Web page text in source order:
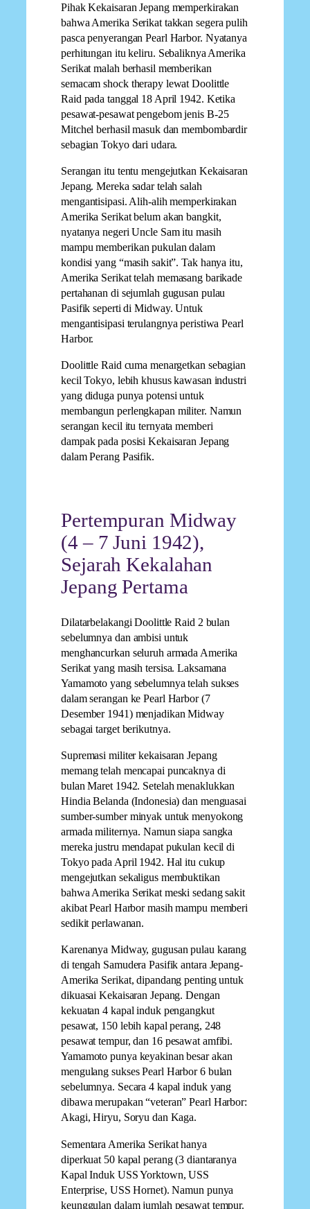
Pihak Kekaisaran Jepang memperkirakan
bahwa Amerika Serikat takkan segera pulih
pasca penyerangan Pearl Harbor. Nyatanya
perhitungan itu keliru. Sebaliknya Amerika
Serikat malah berhasil memberikan
semacam shock therapy lewat Doolittle
Raid pada tanggal 18 April 1942. Ketika
pesawat-pesawat pengebom jenis B-25
Mitchel berhasil masuk dan membombardir
sebagian Tokyo dari udara.
Serangan itu tentu mengejutkan Kekaisaran
Jepang. Mereka sadar telah salah
mengantisipasi. Alih-alih memperkirakan
Amerika Serikat belum akan bangkit,
nyatanya negeri Uncle Sam itu masih
mampu memberikan pukulan dalam
kondisi yang “masih sakit”. Tak hanya itu,
Amerika Serikat telah memasang barikade
pertahanan di sejumlah gugusan pulau
Pasifik seperti di Midway. Untuk
mengantisipasi terulangnya peristiwa Pearl
Harbor.
Doolittle Raid cuma menargetkan sebagian
kecil Tokyo, lebih khusus kawasan industri
yang diduga punya potensi untuk
membangun perlengkapan militer. Namun
serangan kecil itu ternyata memberi
dampak pada posisi Kekaisaran Jepang
dalam Perang Pasifik.
Pertempuran Midway
(4 – 7 Juni 1942),
Sejarah Kekalahan
Jepang Pertama
Dilatarbelakangi Doolittle Raid 2 bulan
sebelumnya dan ambisi untuk
menghancurkan seluruh armada Amerika
Serikat yang masih tersisa. Laksamana
Yamamoto yang sebelumnya telah sukses
dalam serangan ke Pearl Harbor (7
Desember 1941) menjadikan Midway
sebagai target berikutnya.
Supremasi militer kekaisaran Jepang
memang telah mencapai puncaknya di
bulan Maret 1942. Setelah menaklukkan
Hindia Belanda (Indonesia) dan menguasai
sumber-sumber minyak untuk menyokong
armada militernya. Namun siapa sangka
mereka justru mendapat pukulan kecil di
Tokyo pada April 1942. Hal itu cukup
mengejutkan sekaligus membuktikan
bahwa Amerika Serikat meski sedang sakit
akibat Pearl Harbor masih mampu memberi
sedikit perlawanan.
Karenanya Midway, gugusan pulau karang
di tengah Samudera Pasifik antara Jepang-
Amerika Serikat, dipandang penting untuk
dikuasai Kekaisaran Jepang. Dengan
kekuatan 4 kapal induk pengangkut
pesawat, 150 lebih kapal perang, 248
pesawat tempur, dan 16 pesawat amfibi.
Yamamoto punya keyakinan besar akan
mengulang sukses Pearl Harbor 6 bulan
sebelumnya. Secara 4 kapal induk yang
dibawa merupakan “veteran” Pearl Harbor:
Akagi, Hiryu, Soryu dan Kaga.
Sementara Amerika Serikat hanya
diperkuat 50 kapal perang (3 diantaranya
Kapal Induk USS Yorktown, USS
Enterprise, USS Hornet). Namun punya
keunggulan dalam jumlah pesawat tempur.